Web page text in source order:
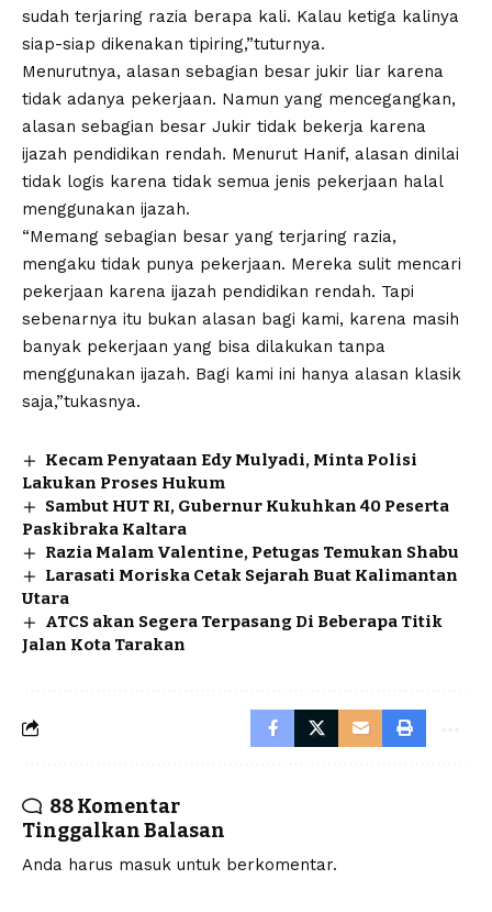
sudah terjaring razia berapa kali. Kalau ketiga kalinya
siap-siap dikenakan tipiring,”tuturnya.
Menurutnya, alasan sebagian besar jukir liar karena
tidak adanya pekerjaan. Namun yang mencegangkan,
alasan sebagian besar Jukir tidak bekerja karena
ijazah pendidikan rendah. Menurut Hanif, alasan dinilai
tidak logis karena tidak semua jenis pekerjaan halal
menggunakan ijazah.
“Memang sebagian besar yang terjaring razia,
mengaku tidak punya pekerjaan. Mereka sulit mencari
pekerjaan karena ijazah pendidikan rendah. Tapi
sebenarnya itu bukan alasan bagi kami, karena masih
banyak pekerjaan yang bisa dilakukan tanpa
menggunakan ijazah. Bagi kami ini hanya alasan klasik
saja,”tukasnya.
Kecam Penyataan Edy Mulyadi, Minta Polisi
Lakukan Proses Hukum
Sambut HUT RI, Gubernur Kukuhkan 40 Peserta
Paskibraka Kaltara
Razia Malam Valentine, Petugas Temukan Shabu
Larasati Moriska Cetak Sejarah Buat Kalimantan
Utara
ATCS akan Segera Terpasang Di Beberapa Titik
Jalan Kota Tarakan
88 Komentar
Tinggalkan Balasan
Anda harus masuk untuk berkomentar.